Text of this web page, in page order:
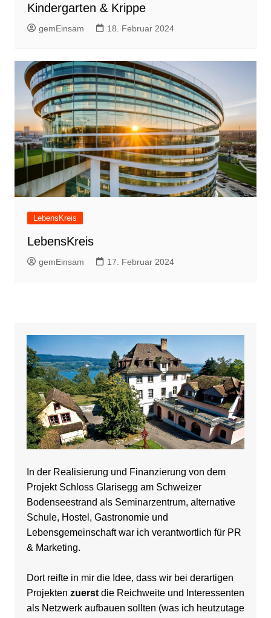
Kindergarten & Krippe
gemEinsam 18. Februar 2024
LebensKreis
LebensKreis
gemEinsam 17. Februar 2024
In der Realisierung und Finanzierung von dem
Projekt Schloss Glarisegg am Schweizer
Bodenseestrand als Seminarzentrum, alternative
Schule, Hostel, Gastronomie und
Lebensgemeinschaft war ich verantwortlich für PR
& Marketing.
Dort reifte in mir die Idee, dass wir bei derartigen
Projekten zuerstdie Reichweite und Interessenten
als Netzwerk aufbauen sollten (was ich heutzutage